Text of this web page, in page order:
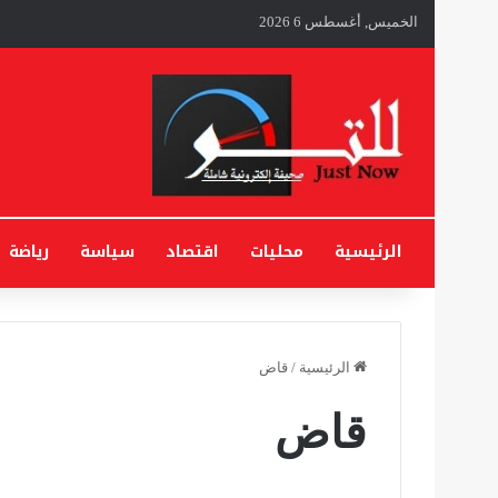
الخميس, أغسطس 6 2026
الرئيسية محليات اقتصاد سياسة رياضة
الرئيسية / قاض
قاض